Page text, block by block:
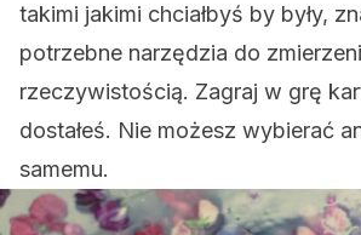
takimi jakimi chciałbyś by były,
potrzebne narzędzia do
rzeczywistością. Zagraj w grę
dostałeś. Nie możesz wybierać
samemu.